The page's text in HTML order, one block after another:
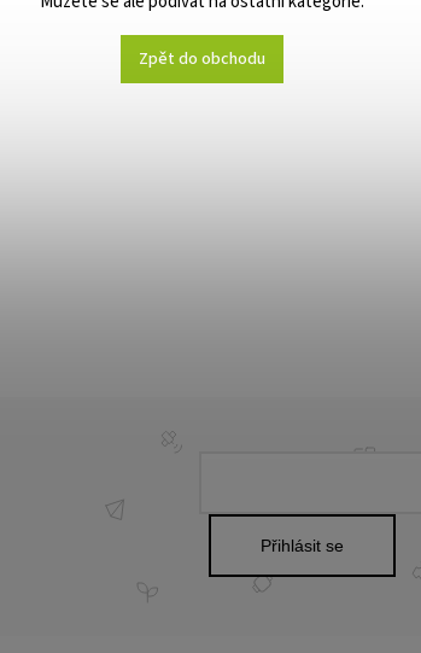
Zpět do obchodu
Přihlásit se